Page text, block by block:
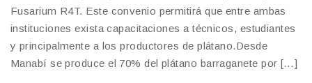
Fusarium R4T. Este convenio permitirá que entre ambas
instituciones exista capacitaciones a técnicos, estudiantes
y principalmente a los productores de plátano.Desde
Manabí se produce el 70% del plátano barraganete por […]